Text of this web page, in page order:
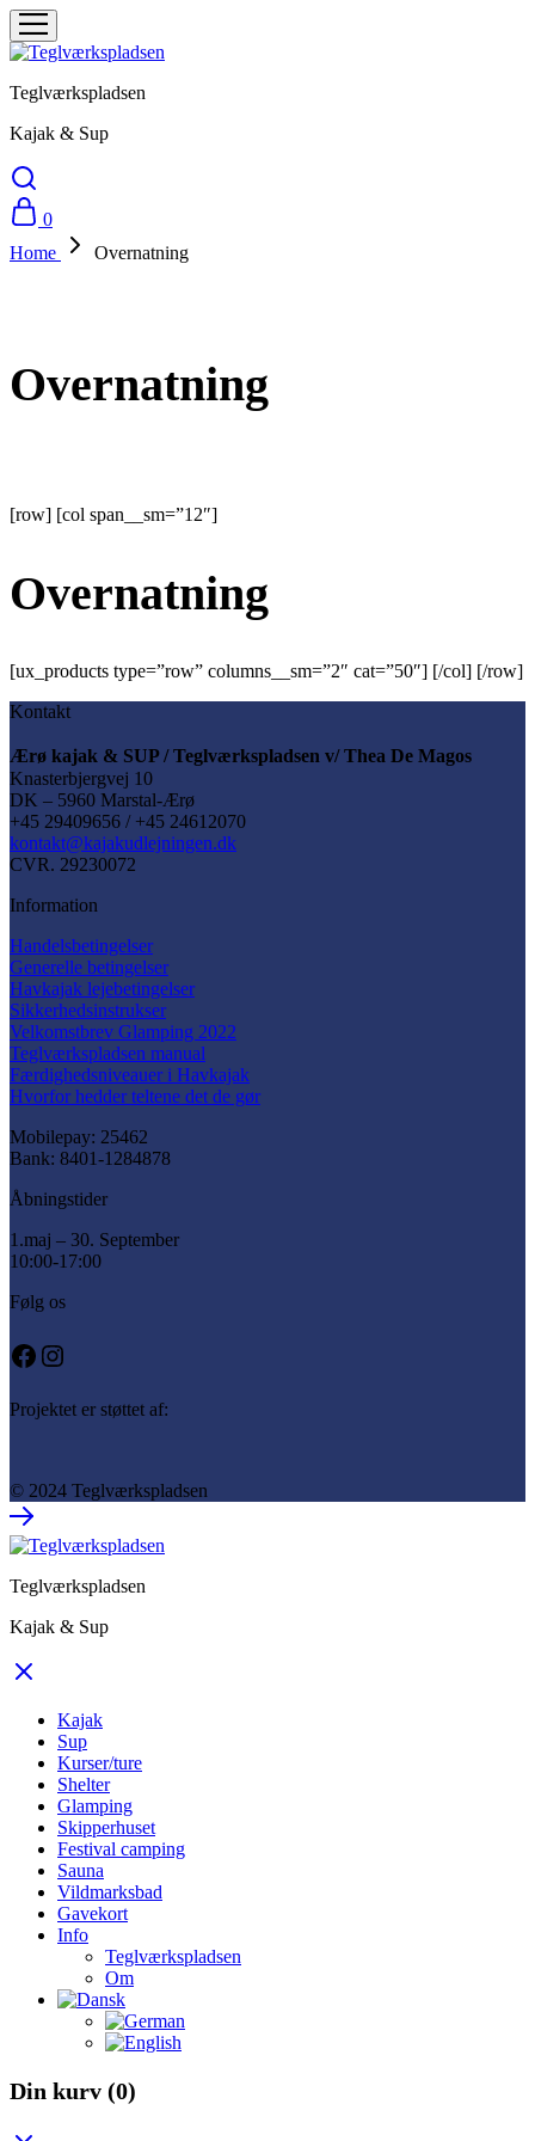
Teglværkspladsen
Kajak & Sup
0
Home
Overnatning
Overnatning
[row] [col span__sm=”12″]
Overnatning
[ux_products type=”row” columns__sm=”2″ cat=”50″] [/col] [/row]
Kontakt
Ærø kajak & SUP / Teglværkspladsen v/ Thea De Magos
Knasterbjergvej 10
DK – 5960 Marstal-Ærø
+45 29409656 / +45 24612070
kontakt@kajakudlejningen.dk
CVR. 29230072
Information
Handelsbetingelser
Generelle betingelser
Havkajak lejebetingelser
Sikkerhedsinstrukser
Velkomstbrev Glamping 2022
Teglværkspladsen manual
Færdighedsniveauer i Havkajak
Hvorfor hedder teltene det de gør
Mobilepay: 25462
Bank: 8401-1284878
Åbningstider
1.maj – 30. September
10:00-17:00
Følg os
Facebook
Instagram
Projektet er støttet af:
© 2024 Teglværkspladsen
Teglværkspladsen
Kajak & Sup
Kajak
Sup
Kurser/ture
Shelter
Glamping
Skipperhuset
Festival camping
Sauna
Vildmarksbad
Gavekort
Info
Teglværkspladsen
Om
Din kurv (0)